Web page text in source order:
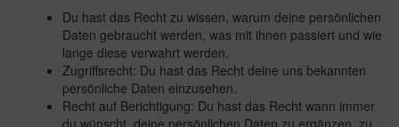
Du hast das Recht zu wissen, warum deine persönlichen
Daten gebraucht werden, was mit ihnen passiert und wie
lange diese verwahrt werden.
Zugriffsrecht: Du hast das Recht deine uns bekannten
persönliche Daten einzusehen.
Recht auf Berichtigung: Du hast das Recht wann immer
du wünscht, deine persönlichen Daten zu ergänzen, zu